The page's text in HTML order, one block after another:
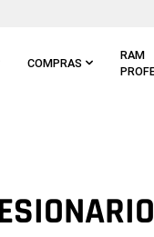
COMPRAS
RAM